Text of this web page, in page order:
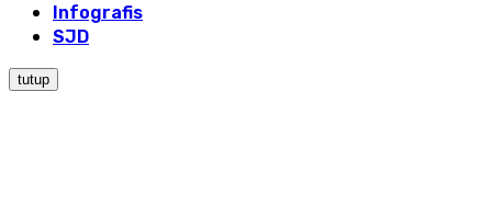
Infografis
SJD
tutup